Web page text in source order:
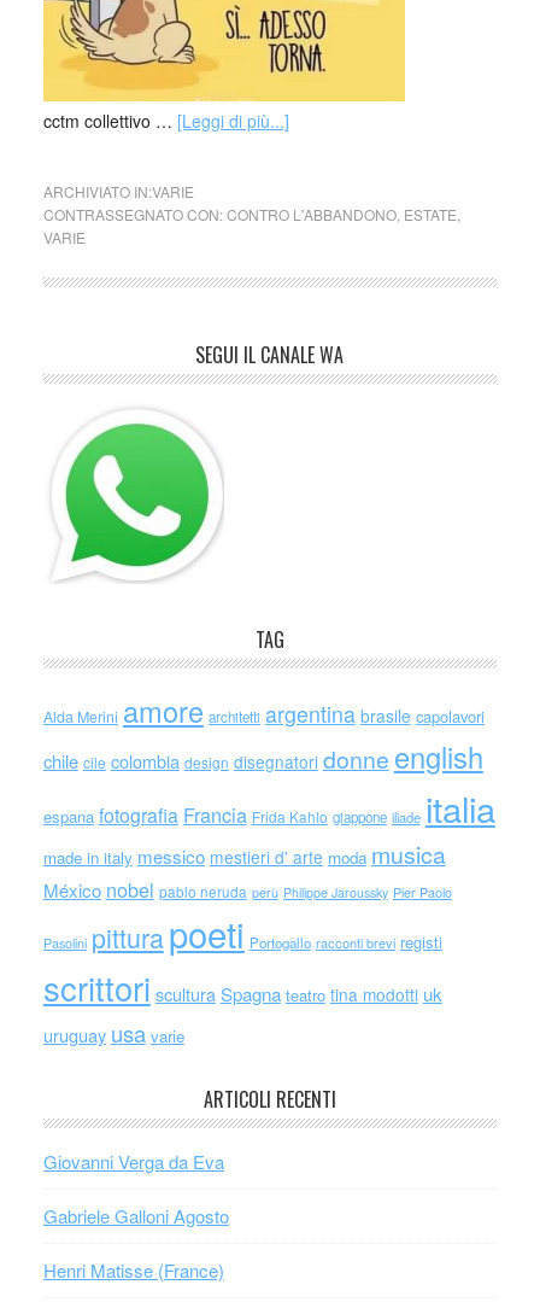
cctm collettivo … [Leggi di più...]
ARCHIVIATO IN:VARIE
CONTRASSEGNATO CON:CONTRO L'ABBANDONO, ESTATE
VARIE
SEGUI IL CANALE WA
TAG
Alda Merini amore architetti argentina brasile capolavori
chile cile colombia design disegnatori donne english
espana fotografia Francia Frida Kahlo giappone iliade italia
made in italy messico mestieri d' arte moda musica
México nobel pablo neruda perù Philippe Jaroussky Pier Paolo
Pasolini pitturapoeti Portogallo racconti brevi registi
scrittori scultura Spagna teatro tina modotti uk
uruguay usa varie
ARTICOLI RECENTI
Giovanni Verga da Eva
Gabriele Galloni Agosto
Henri Matisse (France)